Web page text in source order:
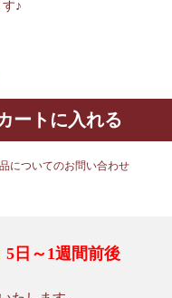
♪
ートに入れる
についてのお問い合わせ
5日～1週間前後